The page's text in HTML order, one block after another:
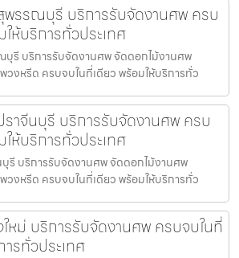
พรรณบุรี บริการรับจัดงานศพ ครบ
ห้บริการทั่วประเทศ
รี บริการรับจัดงานศพ จัดดอกไม้งานศพ
วงหรีด ครบจบในที่เดียว พร้อมให้บริการทั่ว
าจีนบุรี บริการรับจัดงานศพ ครบ
ห้บริการทั่วประเทศ
รี บริการรับจัดงานศพ จัดดอกไม้งานศพ
วงหรีด ครบจบในที่เดียว พร้อมให้บริการทั่ว
หม่ บริการรับจัดงานศพ ครบจบในที่
รทั่วประเทศ